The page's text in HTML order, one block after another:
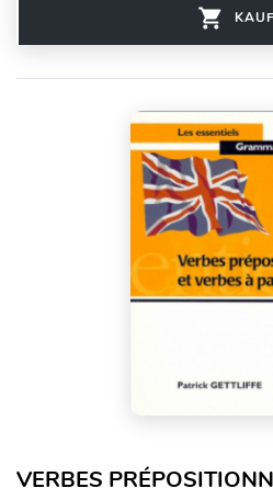
VERBES